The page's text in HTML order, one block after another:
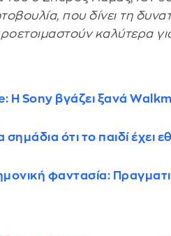
που δίνει τη
καλύτερα
Η Sony βγάζει ξανά
ότι το παιδί έχει
φαντασία: